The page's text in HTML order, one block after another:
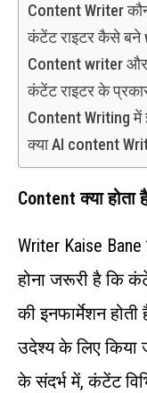
Content Writer
कंटेंट राइटर कैसे बने
Content writer
कंटेंट राइटर के
Content Writing में
क्या AI content
Content क्या
Writer Kaise
होना जरूरी है कि
की इनफार्मेशन
उदेश्य के लिए किया
के संदर्भ में, कंटेंट